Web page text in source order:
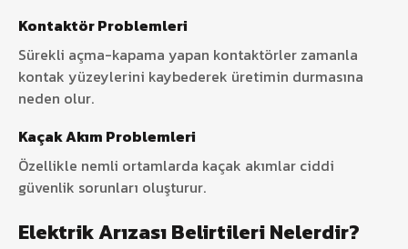
Kontaktör Problemleri
Sürekli açma-kapama yapan kontaktörler zamanla
kontak yüzeylerini kaybederek üretimin durmasına
neden olur.
Kaçak Akım Problemleri
Özellikle nemli ortamlarda kaçak akımlar ciddi
güvenlik sorunları oluşturur.
Elektrik Arızası Belirtileri Nelerdir?